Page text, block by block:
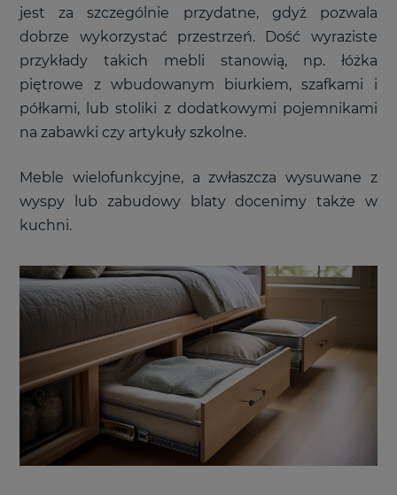
jest za szczególnie przydatne, gdyż pozwala
dobrze wykorzystać przestrzeń. Dość wyraziste
przykłady takich mebli stanowią, np. łóżka
piętrowe z wbudowanym biurkiem, szafkami i
półkami, lub stoliki z dodatkowymi pojemnikami
na zabawki czy artykuły szkolne.
Meble wielofunkcyjne, a zwłaszcza wysuwane z
wyspy lub zabudowy blaty docenimy także w
kuchni.